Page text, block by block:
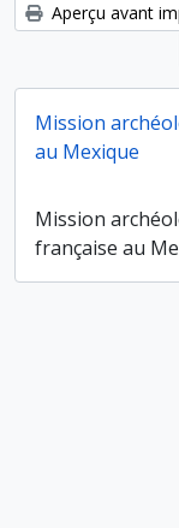
Aperçu avant
Mission
au Mexique
Mission
française au